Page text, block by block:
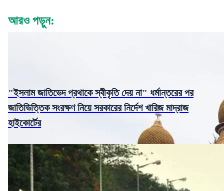
আরও পড়ুন:
"ইসলাম জাতিভেদ প্রথাকে স্বীকৃতি দেয় না" ধর্মান্তরের পর
জাতিভিত্তিক সংরক্ষণ নিয়ে সরকারের নির্দেশ খারিজ মাদ্রাজ
হাইকোর্টের